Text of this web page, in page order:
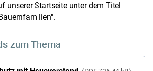
unserer Startseite unter dem Titel
zum Thema